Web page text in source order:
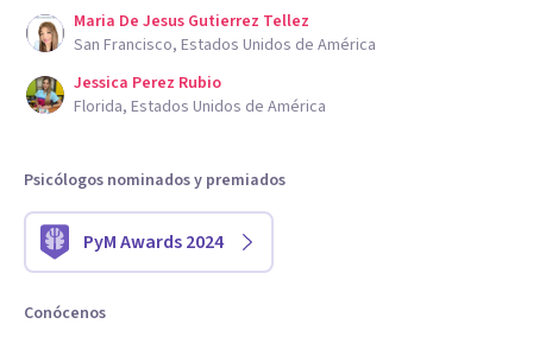
Maria De Jesus Gutierrez Tellez
San Francisco, Estados Unidos de América
Jessica Perez Rubio
Florida, Estados Unidos de América
Psicólogos nominados y premiados
PyM Awards 2024
Conócenos